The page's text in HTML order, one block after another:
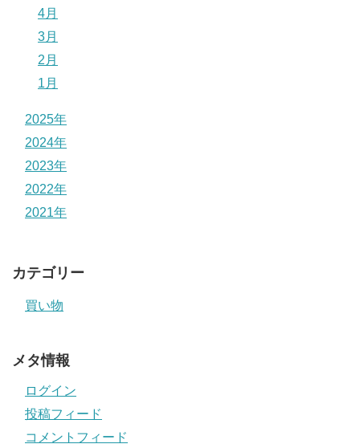
4月
3月
2月
1月
2025年
2024年
2023年
2022年
2021年
カテゴリー
買い物
メタ情報
ログイン
投稿フィード
コメントフィード